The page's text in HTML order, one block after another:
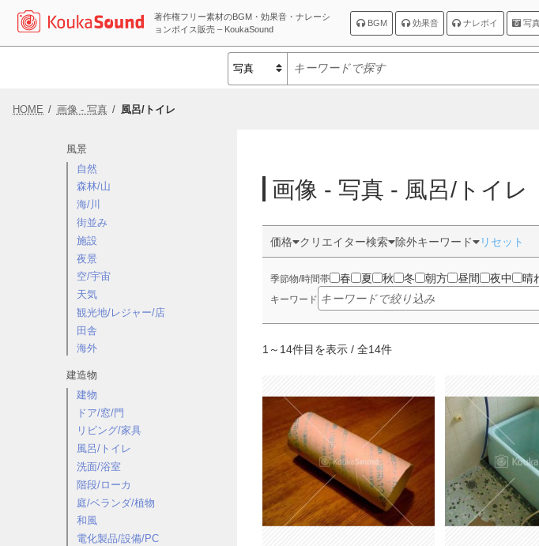
著作権フリー素材のBGM・効果音・ナレーシ
ョンボイス販売 – KoukaSound
BGM 効果音 ナレボイ 写真
HOME 画像 - 写真 風呂/トイレ
風景
自然
森林/山
海/川
街並み
施設
夜景
空/宇宙
天気
観光地/レジャー/店
田舎
海外
建造物
建物
ドア/窓/門
リビング/家具
風呂/トイレ
洗面/浴室
階段/ローカ
庭/ベランダ/植物
和風
電化製品/設備/PC
画像 - 写真 - 風呂/トイレ
価格 クリエイター検索 除外キーワード リセット
季節物/時間帯 春 夏 秋 冬 朝方 昼間 夜中 晴
キーワード
1 ～ 14件目を表示 / 全14件